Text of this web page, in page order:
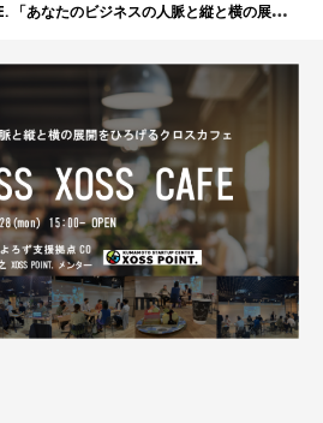
ビジネスの人脈と縦と横の展開をひろげるクロスカフェ」